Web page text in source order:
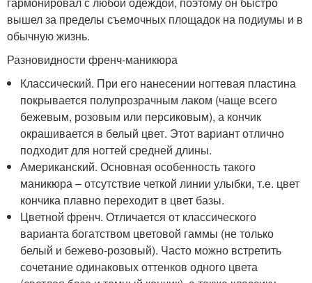
вышел за пределы съемочных площадок на подиумы и в
обычную жизнь.
Разновидности френч-маникюра
Классический. При его нанесении ногтевая пластина
покрывается полупрозрачным лаком (чаще всего
бежевым, розовым или персиковым), а кончик
окрашивается в белый цвет. Этот вариант отлично
подходит для ногтей средней длины.
Американский. Основная особенность такого
маникюра – отсутствие четкой линии улыбки, т.е. цвет
кончика плавно переходит в цвет базы.
Цветной френч. Отличается от классического
варианта богатством цветовой гаммы (не только
белый и бежево-розовый). Часто можно встретить
сочетание одинаковых оттенков одного цвета